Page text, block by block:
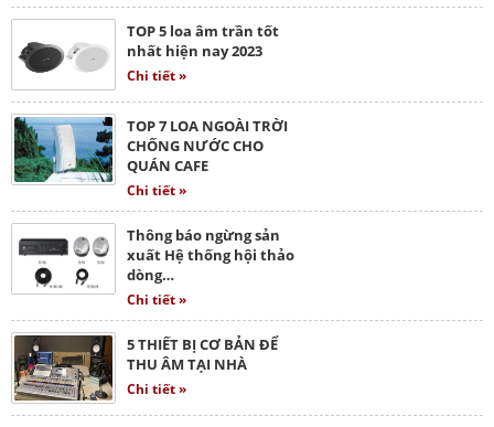
TOP 5 loa âm trần tốt
nhất hiện nay 2023
Chi tiết »
TOP 7 LOA NGOÀI TRỜI
CHỐNG NƯỚC CHO
QUÁN CAFE
Chi tiết »
Thông báo ngừng sản
xuất Hệ thống hội thảo
dòng…
Chi tiết »
5 THIẾT BỊ CƠ BẢN ĐỂ
THU ÂM TẠI NHÀ
Chi tiết »